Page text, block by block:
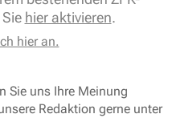
hier aktivieren.
hier an.
Sie uns Ihre Meinung
Redaktion gerne unter